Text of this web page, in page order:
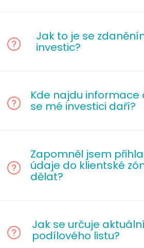
Jak to je se
investic?
Kde najdu informace
se mé investici daří?
Zapomněl jsem
údaje do klientské
dělat?
Jak se určuje
podílového listu?